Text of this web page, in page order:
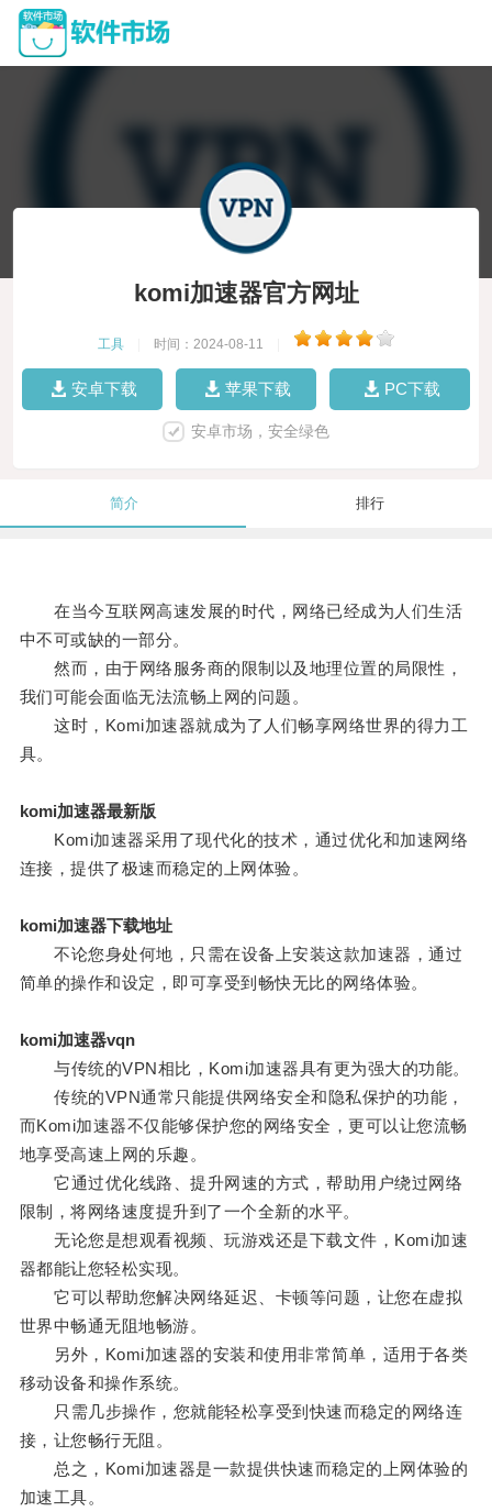
komi加速器官方网址
工具 时间：2024-08-11
安卓下载 苹果下载 PC下载
安卓市场，安全绿色
简介 排行
在当今互联网高速发展的时代，网络已经成为人们生活
中不可或缺的一部分。
然而，由于网络服务商的限制以及地理位置的局限性，
我们可能会面临无法流畅上网的问题。
这时，Komi加速器就成为了人们畅享网络世界的得力工
具。
komi加速器最新版
Komi加速器采用了现代化的技术，通过优化和加速网络
连接，提供了极速而稳定的上网体验。
komi加速器下载地址
不论您身处何地，只需在设备上安装这款加速器，通过
简单的操作和设定，即可享受到畅快无比的网络体验。
komi加速器vqn
与传统的VPN相比，Komi加速器具有更为强大的功能。
传统的VPN通常只能提供网络安全和隐私保护的功能，
而Komi加速器不仅能够保护您的网络安全，更可以让您流畅
地享受高速上网的乐趣。
它通过优化线路、提升网速的方式，帮助用户绕过网络
限制，将网络速度提升到了一个全新的水平。
无论您是想观看视频、玩游戏还是下载文件，Komi加速
器都能让您轻松实现。
它可以帮助您解决网络延迟、卡顿等问题，让您在虚拟
世界中畅通无阻地畅游。
另外，Komi加速器的安装和使用非常简单，适用于各类
移动设备和操作系统。
只需几步操作，您就能轻松享受到快速而稳定的网络连
接，让您畅行无阻。
总之，Komi加速器是一款提供快速而稳定的上网体验的
加速工具。